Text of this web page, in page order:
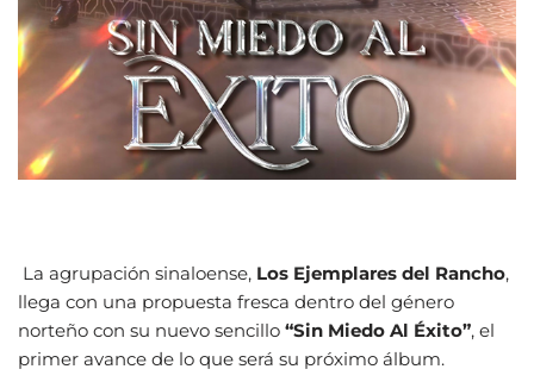
La agrupación sinaloense, Los Ejemplares del Rancho,
llega con una propuesta fresca dentro del género
norteño con su nuevo sencillo “Sin Miedo Al Éxito”, el
primer avance de lo que será su próximo álbum.